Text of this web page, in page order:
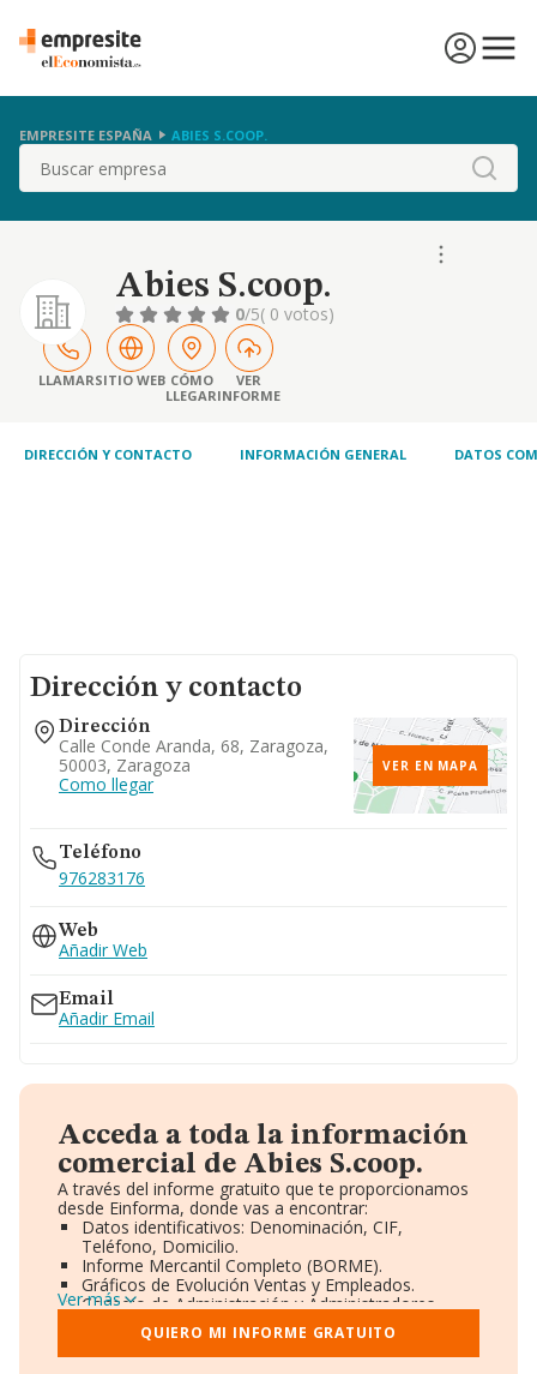
EMPRESITE ESPAÑA ABIES S.COOP.
Buscar
Abies S.coop.
0/5( 0 votos)
LLAMARSITIO WEB CÓMO
LLEGAR
VER
INFORME
DIRECCIÓN Y CONTACTO INFORMACIÓN GENERAL DATOS
Dirección y contacto
Dirección
Calle Conde Aranda, 68, Zaragoza,
50003, Zaragoza
Como llegar
VER EN MAPA
Teléfono
976283176
Web
Añadir Web
Email
Añadir Email
Acceda a toda la información
comercial de Abies S.coop.
A través del informe gratuito que te proporcionamos
desde Einforma, donde vas a encontrar:
Datos identificativos: Denominación, CIF,
Teléfono, Domicilio.
Informe Mercantil Completo (BORME).
Gráficos de Evolución Ventas y Empleados.
Consejo de Administración y Administradores.
Directivos y Ejecutivos.
Accionistas.
Participaciones y Vinculaciones en otras empresas.
Ver más
QUIERO MI INFORME GRATUITO